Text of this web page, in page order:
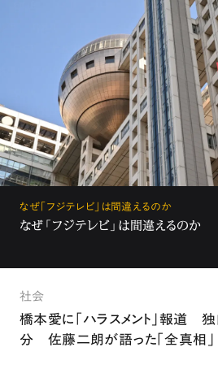
なぜ「フジテレビ」は間違えるのか
なぜ「フジテレビ」は間違えるのか
社会
橋本愛に「ハラスメント」報道
分 佐藤二朗が語った「全真相」